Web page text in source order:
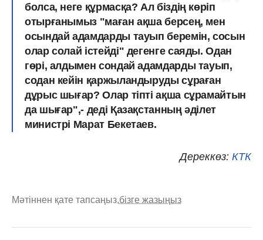
болса, неге құрмасқа? Ал біздің көріп
отырғанымыз "маған ақша берсең, мен
осындай адамдарды тауып беремін, сосын
олар солай істейді" дегенге саяды. Одан
гөрі, алдымен сондай адамдарды тауып,
содан кейін қаржыландыруды сұраған
дұрыс шығар? Олар тіпті ақша сұрамайтын
да шығар",- деді Қазақстанның әділет
министрі Марат Бекетаев.
Дереккөз: КТК
Мәтіннен қате тапсаңыз,бізге жазыңыз